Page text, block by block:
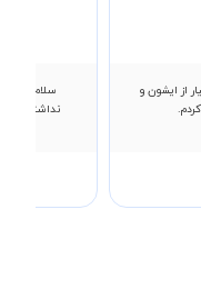
از ایشون و
سلام من
نداشتم. از